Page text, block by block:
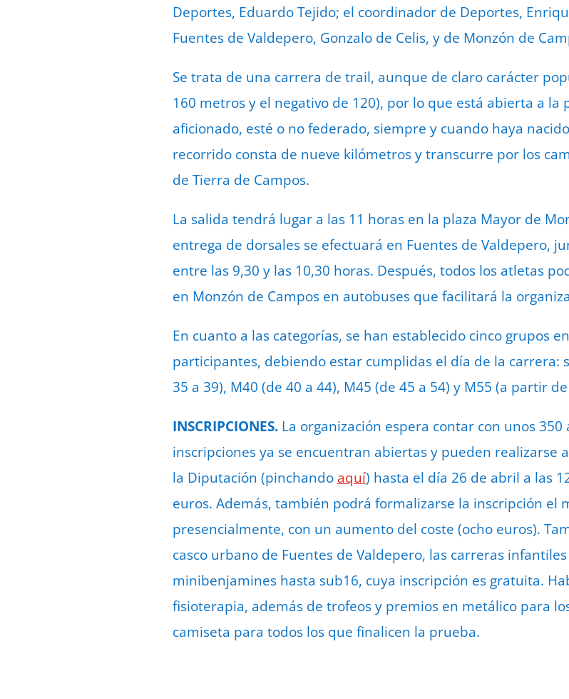
Deportes, Eduardo Tejido; el coordinador de Deportes,
Fuentes de Valdepero, Gonzalo de Celis, y de Monzón de
Se trata de una carrera de trail, aunque de claro carácter
160 metros y el negativo de 120), por lo que está abierta a
aficionado, esté o no federado, siempre y cuando haya
recorrido consta de nueve kilómetros y transcurre por los
de Tierra de Campos.
La salida tendrá lugar a las 11 horas en la plaza Mayor de
entrega de dorsales se efectuará en Fuentes de Valdepero,
entre las 9,30 y las 10,30 horas. Después, todos los atletas
en Monzón de Campos en autobuses que facilitará la
En cuanto a las categorías, se han establecido cinco grupos
participantes, debiendo estar cumplidas el día de la carrera:
35 a 39), M40 (de 40 a 44), M45 (de 45 a 54) y M55 (a partir
INSCRIPCIONES. La organización espera contar con unos
inscripciones ya se encuentran abiertas y pueden realizarse
la Diputación (pinchando aquí) hasta el día 26 de abril a las
euros. Además, también podrá formalizarse la inscripción el
presencialmente, con un aumento del coste (ocho euros).
casco urbano de Fuentes de Valdepero, las carreras
minibenjamines hasta sub16, cuya inscripción es gratuita.
fisioterapia, además de trofeos y premios en metálico para
camiseta para todos los que finalicen la prueba.